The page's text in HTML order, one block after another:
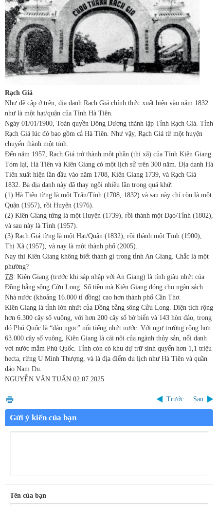
Rạch Giá
Như đề cập ở trên, địa danh Rạch Giá chính thức xuất hiện vào năm 1832
như là một hạt/quận của Tỉnh Hà Tiên.
Ngày 01/01/1900, Toàn quyền Đông Dương thành lập Tỉnh Rạch Giá. Tỉnh
Rạch Giá lúc đó bao gồm cả Hà Tiên. Như vậy, Rạch Giá từ một huyện
chuyển thành một tỉnh.
Đến năm 1957, Rạch Giá trở thành một phần (thị xã) của Tỉnh Kiên Giang.
Tóm lại, Hà Tiên và Kiên Giang có một lịch sử trên 300 năm. Địa danh Hà
Tiên xuất hiện lần đầu vào năm 1708, Kiên Giang 1739, và Rạch Giá
1832. Ba địa danh này đã thay ngôi nhiều lần trong quá khứ:
(1) Hà Tiên từng là một Trấn/Tỉnh (1708, 1832) và sau này chỉ còn là một
Quận (1957), rồi Huyện (1976).
(2) Kiên Giang từng là một Huyện (1739), rồi thành một Đạo/Tỉnh (1802),
và sau này là Tỉnh (1957).
(3) Rạch Giá từng là một Hạt/Quận (1832), rồi thành một Tỉnh (1900),
Thị Xã (1957), và nay là một thành phố (2005).
Nay thì Kiên Giang không biết thành gì trong tỉnh An Giang. Chắc là một
phường?
TB: Kiên Giang (trước khi sáp nhập với An Giang) là tỉnh giàu nhứt của
Đồng bằng sông Cửu Long. Số tiền mà Kiên Giang đóng cho ngân sách
Nhà nước (khoảng 16.000 tỉ đồng) cao hơn thành phố Cần Thơ.
Kiên Giang là tỉnh lớn nhứt của Đồng bằng sông Cửu Long. Diện tích rộng
hơn 6.300 cây số vuông, với hơn 200 cây số bờ biển và 143 hòn đảo, trong
đó Phú Quốc là “đảo ngọc” nổi tiếng nhứt nước. Với ngư trường rộng hơn
63.000 cây số vuông, Kiên Giang là cái nôi của ngành thủy sản, nổi danh
với nước mắm Phú Quốc. Tỉnh còn có khu dự trữ sinh quyển hơn 1,1 triệu
hecta, rừng U Minh Thượng, và là địa điểm du lịch như Hà Tiên và quần
đảo Nam Du.
NGUYỄN VĂN TUẤN 02.07.2025
Trước Sau
Gửi ý kiến của bạn
Tên của bạn